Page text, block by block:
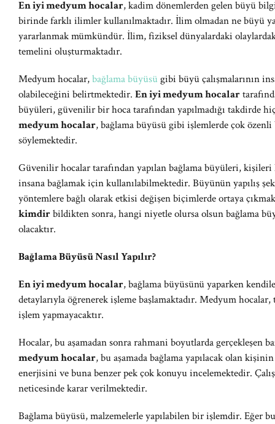
En iyi medyum hocalar, kadim dönemlerden gelen büyü
birinde farklı ilimler kullanılmaktadır. İlim olmadan ne büyü
yararlanmak mümkündür. İlim, fiziksel dünyalardaki
temelini oluşturmaktadır.
Medyum hocalar,bağlama büyüsü gibi büyü çalışmalarının
olabileceğini belirtmektedir. En iyi medyum hocalar
büyüleri, güvenilir bir hoca tarafından yapılmadığı takdirde
medyum hocalar, bağlama büyüsü gibi işlemlerde çok
söylemektedir.
Güvenilir hocalar tarafından yapılan bağlama büyüleri,
insana bağlamak için kullanılabilmektedir. Büyünün yapılış
yöntemlere bağlı olarak etkisi değişen biçimlerde ortaya
kimdirbildikten sonra, hangi niyetle olursa olsun bağlama
olacaktır.
Bağlama Büyüsü Nasıl Yapılır?
En iyi medyum hocalar, bağlama büyüsünü yaparken
detaylarıyla öğrenerek işleme başlamaktadır. Medyum
işlem yapmayacaktır.
Hocalar, bu aşamadan sonra rahmani boyutlarda gerçekleşen
medyum hocalar, bu aşamada bağlama yapılacak olan
enerjisini ve buna benzer pek çok konuyu incelemektedir.
neticesinde karar verilmektedir.
Bağlama büyüsü, malzemelerle yapılabilen bir işlemdir. Eğer